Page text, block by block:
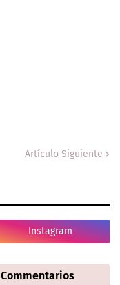
Artículo Siguiente
Instagram
Commentarios